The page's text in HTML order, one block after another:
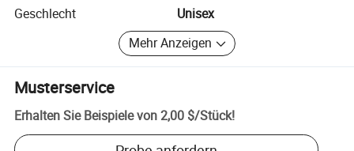
Geschlecht
Unisex
Mehr Anzeigen
Musterservice
Erhalten Sie Beispiele von2,00 $/Stück!